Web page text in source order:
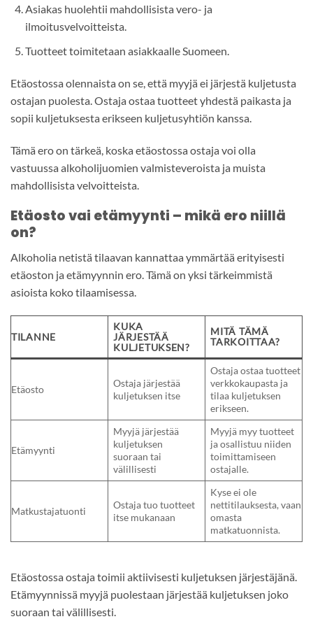
Asiakas huolehtii mahdollisista vero- ja
ilmoitusvelvoitteista.
Tuotteet toimitetaan asiakkaalle Suomeen.
Etäostossa olennaista on se, että myyjä ei järjestä kuljetusta
ostajan puolesta. Ostaja ostaa tuotteet yhdestä paikasta ja
sopii kuljetuksesta erikseen kuljetusyhtiön kanssa.
Tämä ero on tärkeä, koska etäostossa ostaja voi olla
vastuussa alkoholijuomien valmisteveroista ja muista
mahdollisista velvoitteista.
Etäosto vai etämyynti – mikä ero niillä
on?
Alkoholia netistä tilaavan kannattaa ymmärtää erityisesti
etäoston ja etämyynnin ero. Tämä on yksi tärkeimmistä
asioista koko tilaamisessa.
TILANNE
KUKA
JÄRJESTÄÄ
KULJETUKSEN?
MITÄ TÄMÄ
TARKOITTAA?
Etäosto
Ostaja järjestää
kuljetuksen itse
Ostaja ostaa tuotteet
verkkokaupasta ja
tilaa kuljetuksen
erikseen.
Etämyynti
Myyjä järjestää
kuljetuksen
suoraan tai
välillisesti
Myyjä myy tuotteet
ja osallistuu niiden
toimittamiseen
ostajalle.
Matkustajatuonti
Ostaja tuo tuotteet
itse mukanaan
Kyse ei ole
nettitilauksesta, vaan
omasta
matkatuonnista.
Etäostossa ostaja toimii aktiivisesti kuljetuksen järjestäjänä.
Etämyynnissä myyjä puolestaan järjestää kuljetuksen joko
suoraan tai välillisesti.